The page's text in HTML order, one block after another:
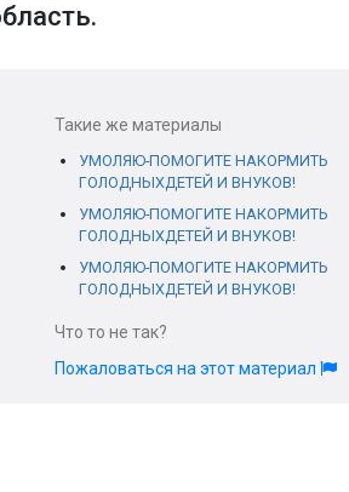
Такие же материалы
УМОЛЯЮ-ПОМОГИТЕ НАКОРМИТЬ
ГОЛОДНЫХДЕТЕЙ И ВНУКОВ!
УМОЛЯЮ-ПОМОГИТЕ НАКОРМИТЬ
ГОЛОДНЫХДЕТЕЙ И ВНУКОВ!
УМОЛЯЮ-ПОМОГИТЕ НАКОРМИТЬ
ГОЛОДНЫХДЕТЕЙ И ВНУКОВ!
Что то не так?
Пожаловаться на этот материал